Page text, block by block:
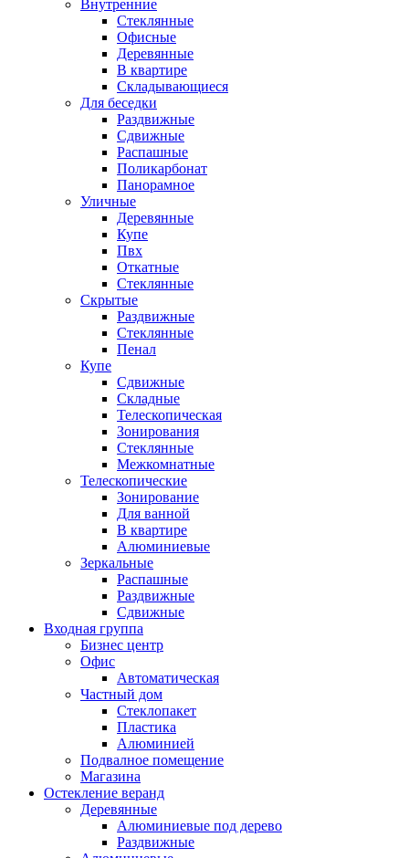
Внутренние
Стеклянные
Офисные
Деревянные
В квартире
Складывающиеся
Для беседки
Раздвижные
Сдвижные
Распашные
Поликарбонат
Панорамное
Уличные
Деревянные
Купе
Пвх
Откатные
Стеклянные
Скрытые
Раздвижные
Стеклянные
Пенал
Купе
Сдвижные
Складные
Телескопическая
Зонирования
Стеклянные
Межкомнатные
Телескопические
Зонирование
Для ванной
В квартире
Алюминиевые
Зеркальные
Распашные
Раздвижные
Сдвижные
Входная группа
Бизнес центр
Офис
Автоматическая
Частный дом
Стеклопакет
Пластика
Алюминией
Подвалное помещение
Магазина
Остекление веранд
Деревянные
Алюминиевые под дерево
Раздвижные